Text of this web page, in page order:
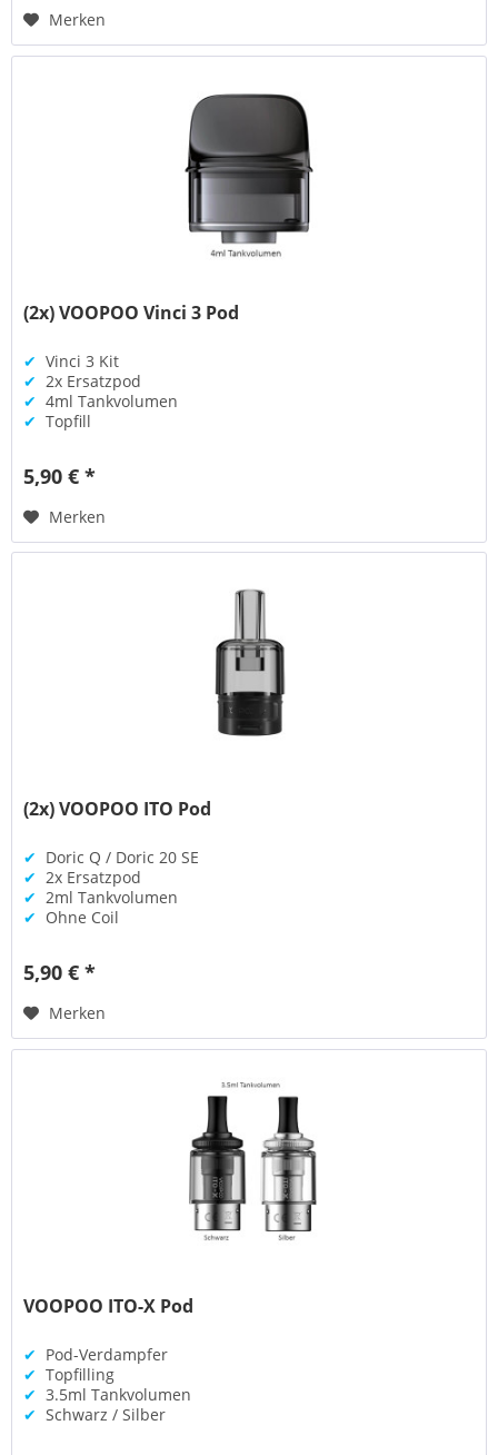
Merken
(2x) VOOPOO Vinci 3 Pod
✔ Vinci 3 Kit
✔ 2x Ersatzpod
✔ 4ml Tankvolumen
✔ Topfill
5,90 € *
Merken
(2x) VOOPOO ITO Pod
✔ Doric Q / Doric 20 SE
✔ 2x Ersatzpod
✔ 2ml Tankvolumen
✔ Ohne Coil
5,90 € *
Merken
VOOPOO ITO-X Pod
✔ Pod-Verdampfer
✔ Topfilling
✔ 3.5ml Tankvolumen
✔ Schwarz / Silber